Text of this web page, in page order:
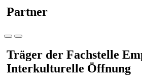
Partner
Träger der Fachstelle
Interkulturelle Öffnung